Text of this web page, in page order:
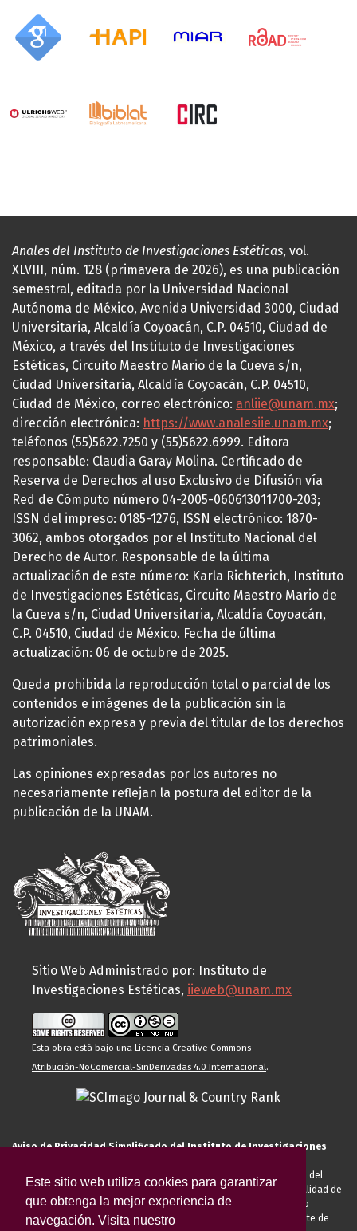
Este sitio web utiliza cookies para garantizar
que obtenga la mejor experiencia de
navegación. Visita nuestro
Anales del Instituto de Investigaciones Estéticas, vol.
XLVIII, núm. 128 (primavera de 2026), es una publicación
semestral, editada por la Universidad Nacional
Autónoma de México, Avenida Universidad 3000, Ciudad
Universitaria, Alcaldía Coyoacán, C.P. 04510, Ciudad de
México, a través del Instituto de Investigaciones
Estéticas, Circuito Maestro Mario de la Cueva s/n,
Ciudad Universitaria, Alcaldía Coyoacán, C.P. 04510,
Ciudad de México, correo electrónico: anliie@unam.mx;
dirección electrónica: https://www.analesiie.unam.mx;
teléfonos (55)5622.7250 y (55)5622.6999. Editora
responsable: Claudia Garay Molina. Certificado de
Reserva de Derechos al uso Exclusivo de Difusión vía
Red de Cómputo número 04-2005-060613011700-203;
ISSN del impreso: 0185-1276, ISSN electrónico: 1870-
3062, ambos otorgados por el Instituto Nacional del
Derecho de Autor. Responsable de la última
actualización de este número: Karla Richterich, Instituto
de Investigaciones Estéticas, Circuito Maestro Mario de
la Cueva s/n, Ciudad Universitaria, Alcaldía Coyoacán,
C.P. 04510, Ciudad de México. Fecha de última
actualización: 06 de octubre de 2025.
Queda prohibida la reproducción total o parcial de los
contenidos e imágenes de la publicación sin la
autorización expresa y previa del titular de los derechos
patrimoniales.
Las opiniones expresadas por los autores no
necesariamente reflejan la postura del editor de la
publicación de la UNAM.
Sitio Web Administrado por: Instituto de
Investigaciones Estéticas, iieweb@unam.mx
Esta obra está bajo una Licencia Creative Commons
Atribución-NoComercial-SinDerivadas 4.0 Internacional.
Aviso de Privacidad Simplificado del Instituto de Investigaciones
El Instituto de Investigaciones Estéticas de la UNAM, es responsable del
tratamiento de sus datos personales para el registro de usted en calidad de
alumno, docente, personal de la entidad académica, conferencista o
invitado externo (nacional o extranjero), visitante, proveedor o cliente de